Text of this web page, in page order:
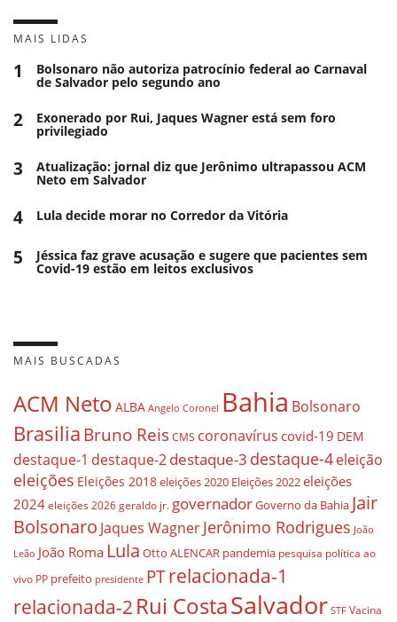
MAIS LIDAS
1 Bolsonaro não autoriza patrocínio federal ao Carnaval
de Salvador pelo segundo ano
2 Exonerado por Rui, Jaques Wagner está sem foro
privilegiado
3 Atualização: jornal diz que Jerônimo ultrapassou ACM
Neto em Salvador
4 Lula decide morar no Corredor da Vitória
5 Jéssica faz grave acusação e sugere que pacientes sem
Covid-19 estão em leitos exclusivos
MAIS BUSCADAS
ACM Neto ALBA Angelo Coronel Bahia Bolsonaro
BrasiliaBruno ReisCMS coronavírus covid-19 DEM
destaque-1 destaque-2destaque-3 destaque-4eleição
eleições Eleições 2018eleições 2020 Eleições 2022eleições
2024 eleições 2026 geraldo jr. governadorGoverno da Bahia Jair
Bolsonaro Jaques WagnerJerônimo Rodrigues João
Leão João Roma Lula Otto ALENCAR pandemia pesquisa política ao
vivo PP prefeito presidente PTrelacionada-1
relacionada-2 Rui CostaSalvador STF Vacina